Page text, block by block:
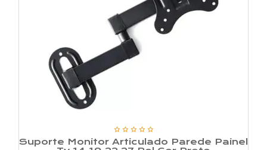
Suporte Monitor Articulado Parede Painel